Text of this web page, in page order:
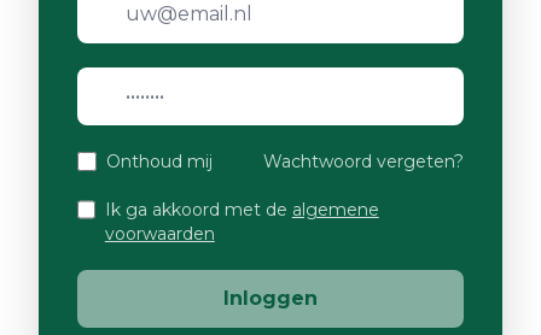
Onthoud mij Wachtwoord vergeten?
Ik ga akkoord met de algemene
voorwaarden
Inloggen